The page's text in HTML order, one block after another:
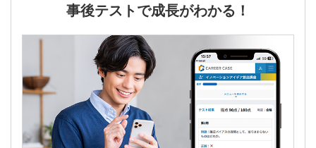
事後テストで成長がわかる！